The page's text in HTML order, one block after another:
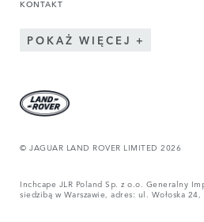
KONTAKT
POKAŻ WIĘCEJ
© JAGUAR LAND ROVER LIMITED 2026
Inchcape JLR Poland Sp. z o.o. Generalny
siedzibą w Warszawie, adres: ul. Wołoska 24,